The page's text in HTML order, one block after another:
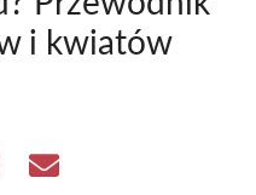
i kwiatów
Share